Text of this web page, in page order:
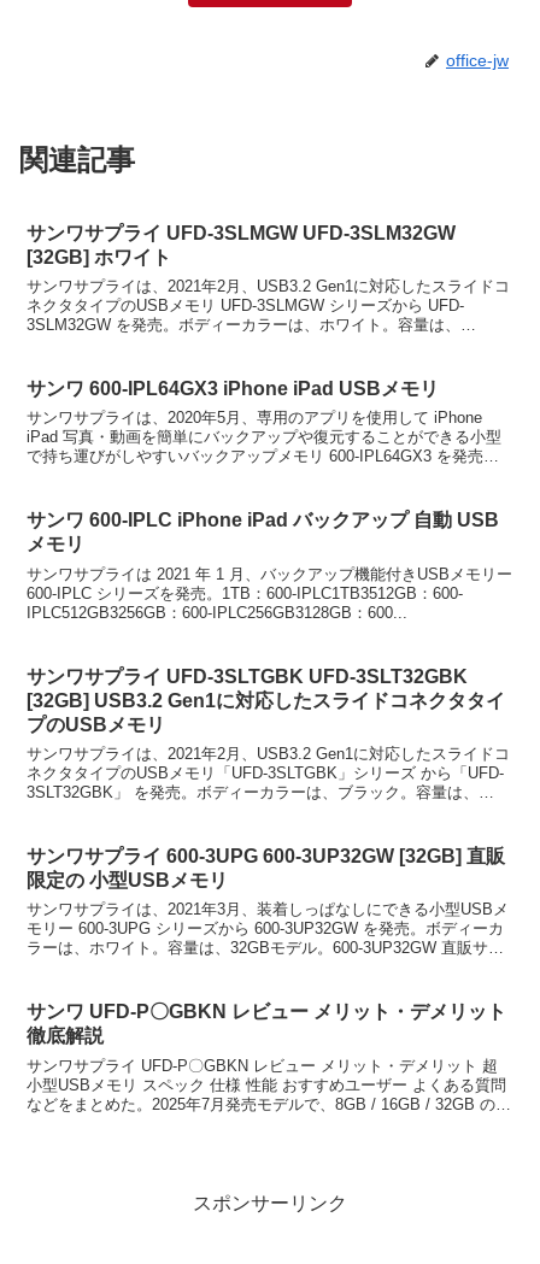
office-jw
関連記事
サンワサプライ UFD-3SLMGW UFD-3SLM32GW
[32GB] ホワイト
サンワサプライは、2021年2月、USB3.2 Gen1に対応したスライドコ
ネクタタイプのUSBメモリ UFD-3SLMGW シリーズから UFD-
3SLM32GW を発売。ボディーカラーは、ホワイト。容量は、
サンワ 600-IPL64GX3 iPhone iPad USBメモリ
サンワサプライは、2020年5月、専用のアプリを使用して iPhone
iPad 写真・動画を簡単にバックアップや復元することができる小型
で持ち運びがしやすいバックアップメモリ 600-IPL64GX3 を発売。
サンワ 600-IPLC iPhone iPad バックアップ 自動 USB
メモリ
サンワサプライは 2021 年 1 月、バックアップ機能付きUSBメモリー
600-IPLC シリーズを発売。1TB：600-IPLC1TB3512GB：600-
IPLC512GB3256GB：600-IPLC256GB3128GB：600...
サンワサプライ UFD-3SLTGBK UFD-3SLT32GBK
[32GB] USB3.2 Gen1に対応したスライドコネクタタイ
プのUSBメモリ
サンワサプライは、2021年2月、USB3.2 Gen1に対応したスライドコ
ネクタタイプのUSBメモリ「UFD-3SLTGBK」シリーズ から「UFD-
3SLT32GBK」 を発売。ボディーカラーは、ブラック。容量は、
サンワサプライ 600-3UPG 600-3UP32GW [32GB] 直販
限定の 小型USBメモリ
サンワサプライは、2021年3月、装着しっぱなしにできる小型USBメ
モリー 600-3UPG シリーズから 600-3UP32GW を発売。ボディーカ
ラーは、ホワイト。容量は、32GBモデル。600-3UP32GW 直販サイ
サンワ UFD-P〇GBKN レビュー メリット・デメリット
徹底解説
サンワサプライ UFD-P〇GBKN レビュー メリット・デメリット 超
小型USBメモリ スペック 仕様 性能 おすすめユーザー よくある質問
などをまとめた。2025年7月発売モデルで、8GB / 16GB / 32GB の容
スポンサーリンク